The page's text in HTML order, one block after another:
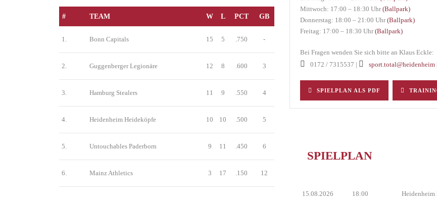
# TEAM W L PCT GB
1. Bonn Capitals 15 5 .750 -
2. Guggenberger Legionäre 12 8 .600 3
3. Hamburg Stealers 11 9 .550 4
4. Heidenheim Heideköpfe 10 10 .500 5
5. Untouchables Paderborn 9 11 .450 6
6. Mainz Athletics 3 17 .150 12
Mittwoch: 17:00 – 18:30 Uhr(Ballpark)
Donnerstag: 18:00 – 21:00 Uhr(Ballpark)
Freitag: 17:00 – 18:30 Uhr(Ballpark)
Bei Fragen wenden Sie sich bitte an Klaus Eckle:
0172 / 7315537 |
sport.total@heidenheim
SPIELPLAN ALS PDF
SPIELPLAN
15.08.2026 18:00 Heidenheim